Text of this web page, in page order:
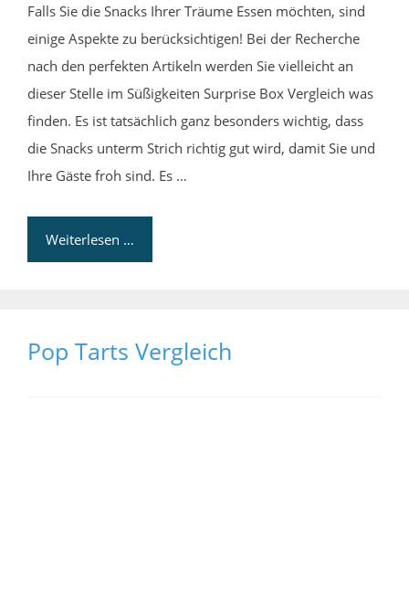
Falls Sie die Snacks Ihrer Träume Essen möchten, sind
einige Aspekte zu berücksichtigen! Bei der Recherche
nach den perfekten Artikeln werden Sie vielleicht an
dieser Stelle im Süßigkeiten Surprise Box Vergleich was
finden. Es ist tatsächlich ganz besonders wichtig, dass
die Snacks unterm Strich richtig gut wird, damit Sie und
Ihre Gäste froh sind. Es …
Weiterlesen …
Pop Tarts Vergleich